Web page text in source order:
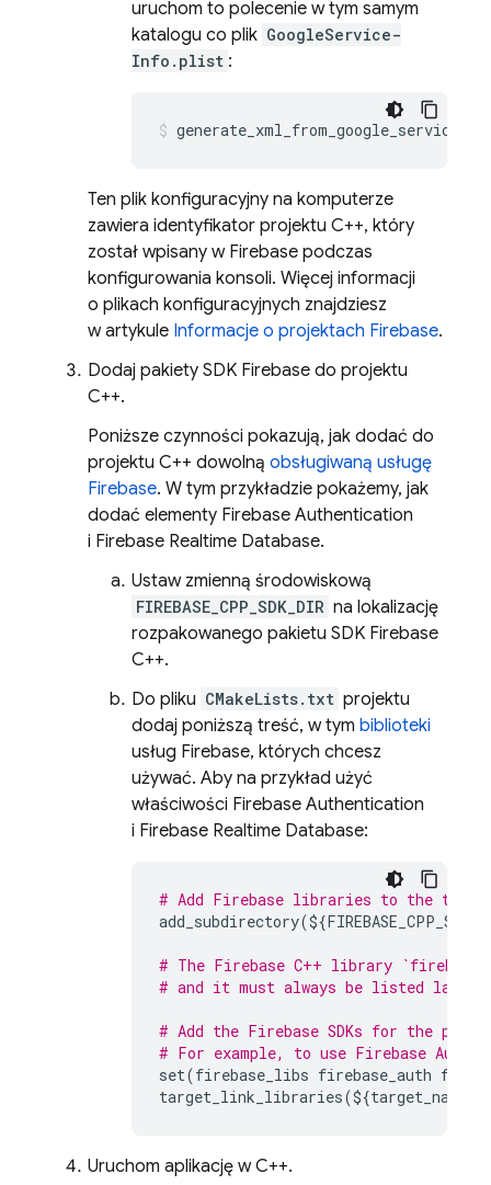
uruchom to polecenie w tym samym
katalogu co plik GoogleService-
Info.plist :
Ten plik konfiguracyjny na komputerze
zawiera identyfikator projektu C++, który
został wpisany w Firebase podczas
konfigurowania konsoli. Więcej informacji
o plikach konfiguracyjnych znajdziesz
w artykule Informacje o projektach Firebase.
Dodaj pakiety SDK Firebase do projektu
C++.
Poniższe czynności pokazują, jak dodać do
projektu C++ dowolną obsługiwaną usługę
Firebase. W tym przykładzie pokażemy, jak
dodać elementy Firebase Authentication
i Firebase Realtime Database.
Ustaw zmienną środowiskową
FIREBASE_CPP_SDK_DIR na lokalizację
rozpakowanego pakietu SDK Firebase
C++.
Do pliku CMakeLists.txt projektu
dodaj poniższą treść, w tym biblioteki
usług Firebase, których chcesz
używać. Aby na przykład użyć
właściwości Firebase Authentication
i Firebase Realtime Database:
# Add Firebase libraries to the
add_subdirectory(${
# The Firebase C++ library
# and it must always be listed last.
# Add the Firebase SDKs for the
# For example, to use Firebase
set(firebase_libs firebase_auth
target_link_libraries(${target_name
Uruchom aplikację w C++.